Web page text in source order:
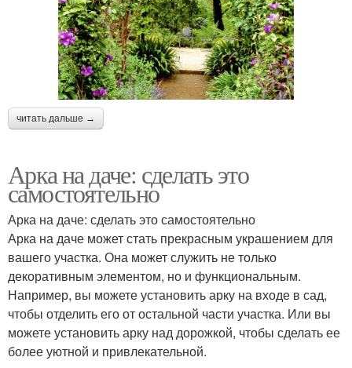
читать дальше →
Арка на даче: сделать это
самостоятельно
Арка на даче: сделать это самостоятельно
Арка на даче может стать прекрасным украшением для
вашего участка. Она может служить не только
декоративным элементом, но и функциональным.
Например, вы можете установить арку на входе в сад,
чтобы отделить его от остальной части участка. Или вы
можете установить арку над дорожкой, чтобы сделать ее
более уютной и привлекательной.